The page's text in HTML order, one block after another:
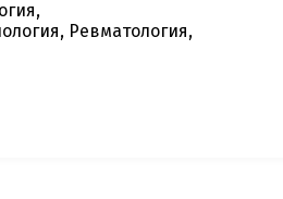
Ревматология,